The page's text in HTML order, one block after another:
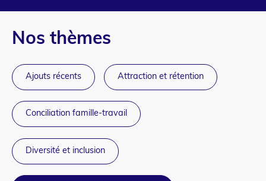
Nos thèmes
Ajouts récents Attraction et rétention
Conciliation famille-travail
Diversité et inclusion